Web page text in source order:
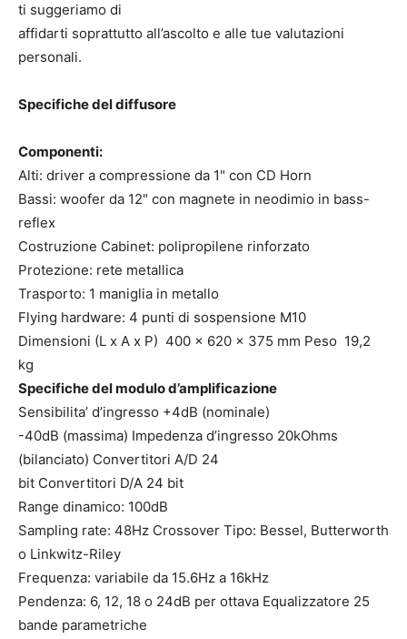
ti suggeriamo di
affidarti soprattutto all’ascolto e alle tue valutazioni
personali.
Specifiche del diffusore
Componenti:
Alti: driver a compressione da 1" con CD Horn
Bassi: woofer da 12" con magnete in neodimio in bass-
reflex
Costruzione Cabinet: polipropilene rinforzato
Protezione: rete metallica
Trasporto: 1 maniglia in metallo
Flying hardware: 4 punti di sospensione M10
Dimensioni (L x A x P) 400 x 620 x 375 mm Peso 19,2
kg
Specifiche del modulo d’amplificazione
Sensibilita’ d’ingresso +4dB (nominale)
-40dB (massima) Impedenza d’ingresso 20kOhms
(bilanciato) Convertitori A/D 24
bit Convertitori D/A 24 bit
Range dinamico: 100dB
Sampling rate: 48Hz Crossover Tipo: Bessel, Butterworth
o Linkwitz-Riley
Frequenza: variabile da 15.6Hz a 16kHz
Pendenza: 6, 12, 18 o 24dB per ottava Equalizzatore 25
bande parametriche